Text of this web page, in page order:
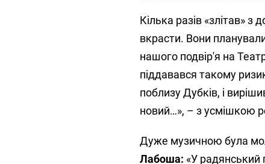
Кілька разів «злітав»
вкрасти. Вони
нашого подвір'я на
піддавався такому
поблизу Дубків, і
новий…», – з усмішкою
Дуже музичною була
Лабоша: «У радянський